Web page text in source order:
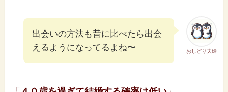
おしどり夫婦
出会いの方法も昔に比べたら出会
えるようになってるよね〜